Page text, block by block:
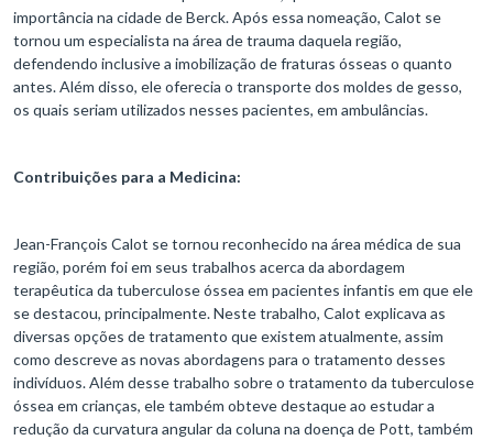
importância na cidade de Berck. Após essa nomeação, Calot se
tornou um especialista na área de trauma daquela região,
defendendo inclusive a imobilização de fraturas ósseas o quanto
antes. Além disso, ele oferecia o transporte dos moldes de gesso,
os quais seriam utilizados nesses pacientes, em ambulâncias.
Contribuições para a Medicina:
Jean-François Calot se tornou reconhecido na área médica de sua
região, porém foi em seus trabalhos acerca da abordagem
terapêutica da tuberculose óssea em pacientes infantis em que ele
se destacou, principalmente. Neste trabalho, Calot explicava as
diversas opções de tratamento que existem atualmente, assim
como descreve as novas abordagens para o tratamento desses
indivíduos. Além desse trabalho sobre o tratamento da tuberculose
óssea em crianças, ele também obteve destaque ao estudar a
redução da curvatura angular da coluna na doença de Pott, também